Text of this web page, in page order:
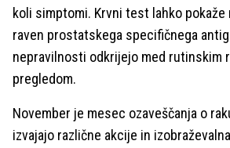
koli simptomi. Krvni test lahko
raven prostatskega specifičnega
nepravilnosti odkrijejo med rutinskim
pregledom.
November je mesec ozaveščanja o
izvajajo različne akcije in